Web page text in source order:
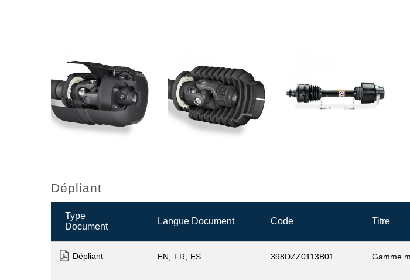
Dépliant
Type
Document
Langue Document Code Titre
Dépliant EN FR ES 398DZZ0113B01 Gamme